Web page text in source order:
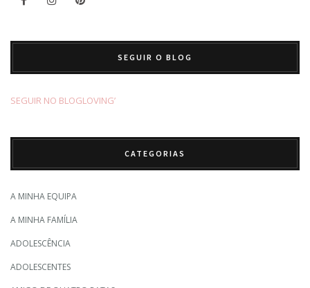
SEGUIR O BLOG
SEGUIR NO BLOGLOVING’
CATEGORIAS
A MINHA EQUIPA
A MINHA FAMÍLIA
ADOLESCÊNCIA
ADOLESCENTES